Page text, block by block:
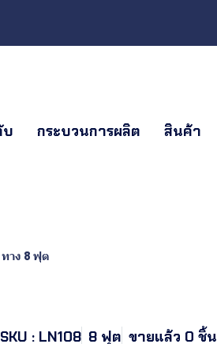
บ กระบวนการผลิต สินค้า
าง 8 ฟุต
SKU : LN108 8 ฟุต ขายแล้ว 0 ชิ้น